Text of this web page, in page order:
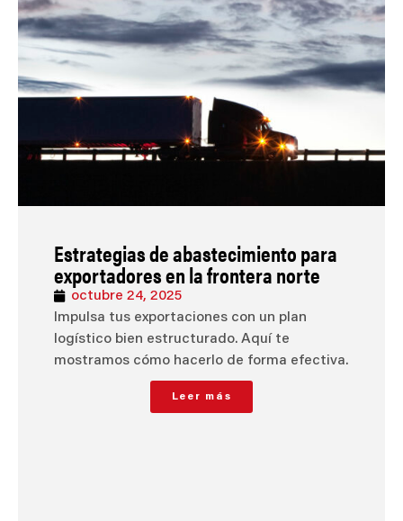
Estrategias de abastecimiento para
exportadores en la frontera norte
octubre 24, 2025
Impulsa tus exportaciones con un plan
logístico bien estructurado. Aquí te
mostramos cómo hacerlo de forma efectiva.
Leer más